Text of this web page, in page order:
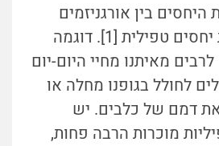
בין אורגניזמים
שונים היא מערכת יחסים טפילית [1]. דוגמה
מאיתנו מחיי היום-יום
לחולל בגופנו מחלה או
דמם של כלבים. יש
מוכרות הרבה פחות,